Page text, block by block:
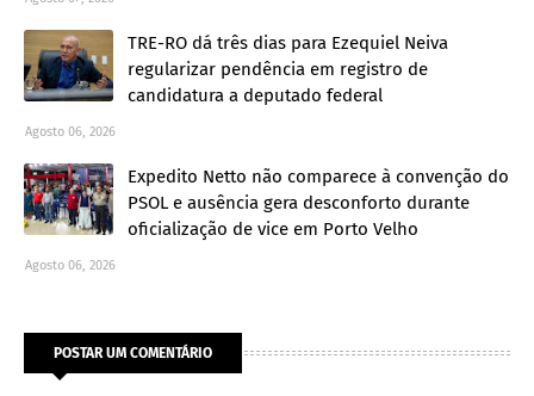
TRE-RO dá três dias para Ezequiel Neiva
regularizar pendência em registro de
candidatura a deputado federal
Agosto 06, 2026
Expedito Netto não comparece à convenção do
PSOL e ausência gera desconforto durante
oficialização de vice em Porto Velho
Agosto 06, 2026
POSTAR UM COMENTÁRIO